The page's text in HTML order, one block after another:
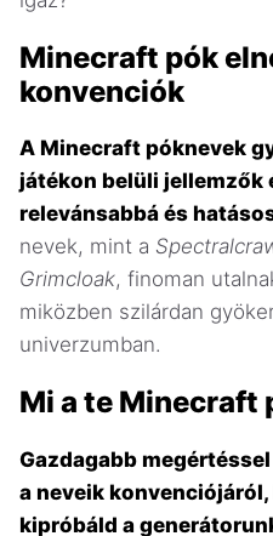
Minecraft pók
konvenciók
A Minecraft póknevek
játékon belüli jellemzők
relevánsabbá és
nevek, mint a
Grimcloak, finoman
miközben szilárdan
univerzumban.
Mi a te Minecraft
Gazdagabb
a neveik
kipróbáld a